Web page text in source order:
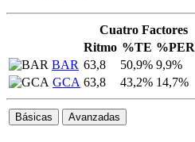
Cuatro Factores
Ritmo %TE %PER
BAR 63,8 50,9% 9,9%
GCA 63,8 43,2% 14,7%
Básicas Avanzadas